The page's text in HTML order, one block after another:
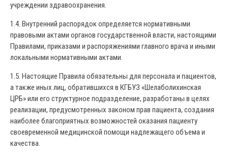
учреждении здравоохранения.
1.4. Внутренний распорядок определяется нормативными
правовыми актами органов государственной власти, настоящими
Правилами, приказами и распоряжениями главного врача и иными
локальными нормативными актами.
1.5. Настоящие Правила обязательны для персонала и пациентов,
а также иных лиц, обратившихся в КГБУЗ «Шелаболихинская
ЦРБ» или его структурное подразделение, разработаны в целях
реализации, предусмотренных законом прав пациента, создания
наиболее благоприятных возможностей оказания пациенту
своевременной медицинской помощи надлежащего объема и
качества.